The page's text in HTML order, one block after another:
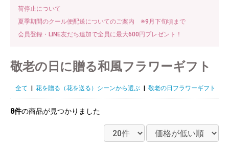
荷停止について
夏季期間のクール便配送についてのご案内 ※9月下旬頃まで
会員登録・LINE友だち追加で全員に最大600円プレゼント！
敬老の日に贈る和風フラワーギフト
全て 花を贈る（花を送る）シーンから選ぶ 敬老の日フラワーギフト
8件の商品が見つかりました